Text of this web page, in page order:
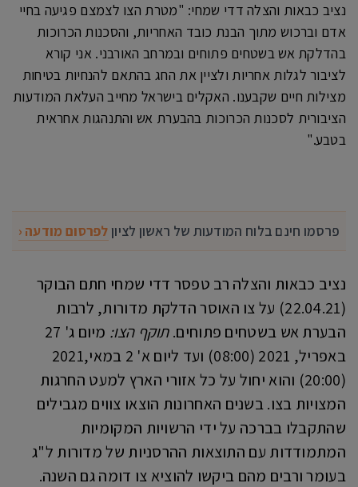
נציב כבאות והצלה דדי שמחי: "מטרת הצו לצמצם פגיעה בחיי
אדם וברכוש מתוך הבנת כובד האחריות, והסכנות הכרוכות
בהדלקת אש בשטחים פתוחים ובמרחב האורבני. אני קורא
לציבור לגלות אחריות ולציין את החג בהתאם להנחיות בטיחות
מצילות חיים שקבענו. האקלים בישראל מחייב העלאת המודעות
הציבורית לסכנות הכרוכות בהבערת אש והתנהגות אחראית
בטבע."
פרסמו חינם בלוח המודעות של ראשון לציון לפרסום מודעה ‹
נציב כבאות והצלה רב טפסר דדי שמחי חתם הבוקר
(22.04.21) על צו האוסר הדלקת מדורות, לרבות
הבערת אש בשטחים פתוחים.תוקף הצו:
מיום ג' 27
באפריל, 2021 (08:00) ועד ליום א' 2 במאי,2021
(20:00) והוא יחול על כל אזורי הארץ למעט החרגות
המצויות בצו. בשנים האחרונות הוצאו צווים מגבילים
שהתקבלו בברכה על ידי הרשויות המקומיות
המתמודדות עם התוצאות ההרסניות של מדורות ל"ג
בעומר ורבים מהם ביקשו להוציא צו דומה גם השנה.